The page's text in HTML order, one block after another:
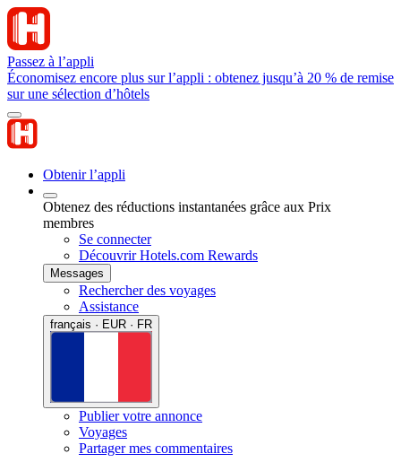
Passez à l’appli
Économisez encore plus sur l’appli : obtenez jusqu’à 20 % de remise
sur une sélection d’hôtels
Obtenir l’appli
Obtenez des réductions instantanées grâce aux Prix
membres
Se connecter
Découvrir Hotels.com Rewards
Messages
Rechercher des voyages
Assistance
français · EUR · FR
Publier votre annonce
Voyages
Partager mes commentaires